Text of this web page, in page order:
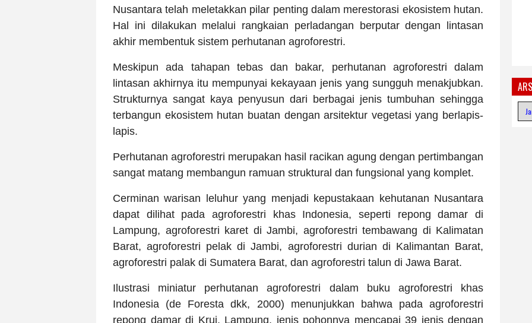
Nusantara telah meletakkan pilar penting dalam merestorasi ekosistem hutan.
Hal ini dilakukan melalui rangkaian perladangan berputar dengan lintasan
akhir membentuk sistem perhutanan agroforestri.
Meskipun ada tahapan tebas dan bakar, perhutanan agroforestri dalam
lintasan akhirnya itu mempunyai kekayaan jenis yang sungguh menakjubkan.
Strukturnya sangat kaya penyusun dari berbagai jenis tumbuhan sehingga
terbangun ekosistem hutan buatan dengan arsitektur vegetasi yang berlapis-
lapis.
Perhutanan agroforestri merupakan hasil racikan agung dengan pertimbangan
sangat matang membangun ramuan struktural dan fungsional yang komplet.
Cerminan warisan leluhur yang menjadi kepustakaan kehutanan Nusantara
dapat dilihat pada agroforestri khas Indonesia, seperti repong damar di
Lampung, agroforestri karet di Jambi, agroforestri tembawang di Kalimatan
Barat, agroforestri pelak di Jambi, agroforestri durian di Kalimantan Barat,
agroforestri palak di Sumatera Barat, dan agroforestri talun di Jawa Barat.
Ilustrasi miniatur perhutanan agroforestri dalam buku agroforestri khas
Indonesia (de Foresta dkk, 2000) menunjukkan bahwa pada agroforestri
repong damar di Krui, Lampung, jenis pohonnya mencapai 39 jenis dengan